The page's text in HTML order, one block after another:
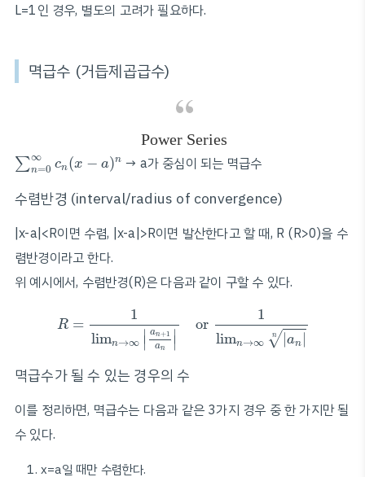
L=1인 경우, 별도의 고려가 필요하다.
멱급수 (거듭제곱급수)
Power Series
∑∞
n=0 cn(x − a)n
∑n=0 ∞c n( a)n → a가 중심이 되는 멱급수
수렴반경 (interval/radius of convergence)
|x-a|<R이면 수렴, |x-a|>R이면 발산한다고 할 때, R (R>0)을 수
렴반경이라고 한다.
위 예시에서, 수렴반경(R)은 다음과 같이 구할 수 있다.
R =
1
limn→∞ ∣∣
an+1
an
∣∣
or
1
limn→∞
n
√|an |
∞ →
멱급수가 될 수 있는 경우의 수
이를 정리하면, 멱급수는 다음과 같은 3가지 경우 중 한 가지만 될
수 있다.
x=a일 때만 수렴한다.